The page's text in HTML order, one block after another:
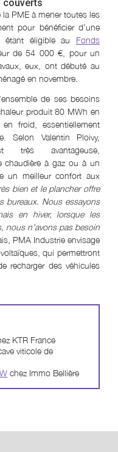
couverts
la PME à mener toutes les
pour bénéficier d’une
étant éligible au Fonds
de 54 000 €, pour un
eux, ont débuté au
en novembre.
de ses besoins
produit 80 MWh en
froid, essentiellement
Selon Valentin Ploivy,
très avantageuse,
chaudière à gaz ou à un
un meilleur confort aux
bien et le plancher offre
bureaux. Nous essayons
en hiver, lorsque les
nous n’avons pas besoin
PMA Industrie envisage
qui permettront
recharger des véhicules
KTR France
viticole de
chez Immo Bellière